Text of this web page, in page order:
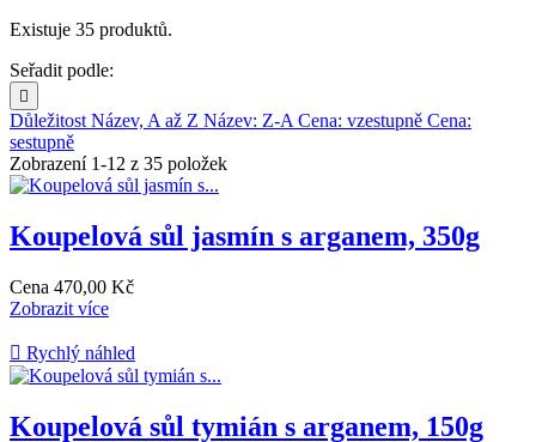
Existuje 35 produktů.
Seřadit podle:

Důležitost Název, A až Z Název: Z-A Cena: vzestupně Cena:
sestupně
Zobrazení 1-12 z 35 položek
Koupelová sůl jasmín s arganem, 350g
Cena 470,00 Kč
Zobrazit více
 Rychlý náhled
Koupelová sůl tymián s arganem, 150g